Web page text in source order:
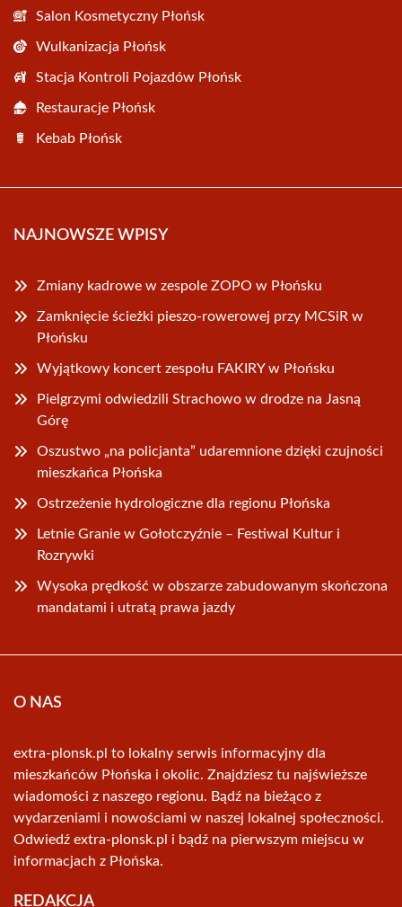
Salon Kosmetyczny Płońsk
Wulkanizacja Płońsk
Stacja Kontroli Pojazdów Płońsk
Restauracje Płońsk
Kebab Płońsk
NAJNOWSZE WPISY
Zmiany kadrowe w zespole ZOPO w Płońsku
Zamknięcie ścieżki pieszo-rowerowej przy MCSiR w
Płońsku
Wyjątkowy koncert zespołu FAKIRY w Płońsku
Pielgrzymi odwiedzili Strachowo w drodze na Jasną
Górę
Oszustwo „na policjanta” udaremnione dzięki czujności
mieszkańca Płońska
Ostrzeżenie hydrologiczne dla regionu Płońska
Letnie Granie w Gołotczyźnie – Festiwal Kultur i
Rozrywki
Wysoka prędkość w obszarze zabudowanym skończona
mandatami i utratą prawa jazdy
O NAS
extra-plonsk.pl to lokalny serwis informacyjny dla
mieszkańców Płońska i okolic. Znajdziesz tu najświeższe
wiadomości z naszego regionu. Bądź na bieżąco z
wydarzeniami i nowościami w naszej lokalnej społeczności.
Odwiedź extra-plonsk.pl i bądź na pierwszym miejscu w
informacjach z Płońska.
REDAKCJA